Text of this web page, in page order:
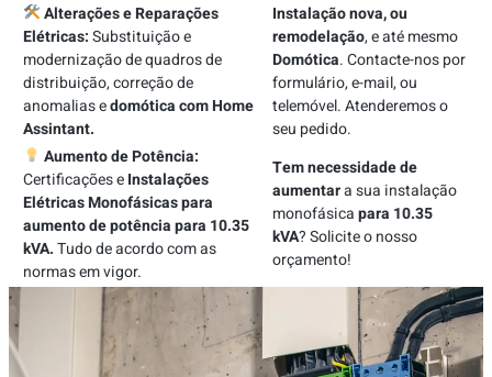
Alterações e Reparações
Elétricas:Substituição e
modernização de quadros de
distribuição, correção de
anomalias edomótica com Home
Assintant.
Instalação nova, ou
remodelação, e até mesmo
Domótica. Contacte-nos por
formulário, e-mail, ou
telemóvel. Atenderemos o
seu pedido.
Aumento de Potência:
Certificações eInstalações
Elétricas Monofásicas para
aumento de potência para 10.35
kVA.Tudo de acordo com as
normas em vigor.
Tem necessidade de
aumentara sua instalação
monofásicapara 10.35
kVA? Solicite o nosso
orçamento!